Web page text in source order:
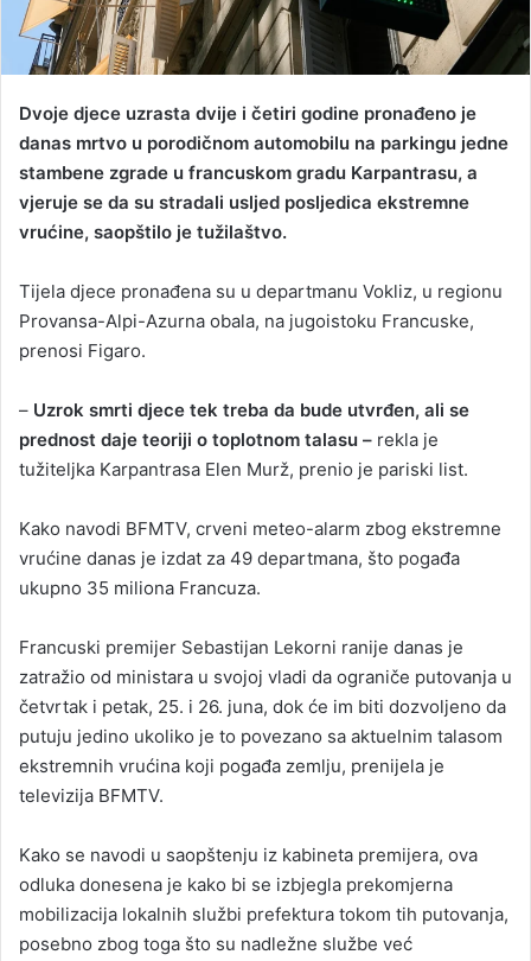
Dvoje djece uzrasta dvije i četiri godine pronađeno je
danas mrtvo u porodičnom automobilu na parkingu jedne
stambene zgrade u francuskom gradu Karpantrasu, a
vjeruje se da su stradali usljed posljedica ekstremne
vrućine, saopštilo je tužilaštvo.
Tijela djece pronađena su u departmanu Vokliz, u regionu
Provansa-Alpi-Azurna obala, na jugoistoku Francuske,
prenosi Figaro.
– Uzrok smrti djece tek treba da bude utvrđen, ali se
prednost daje teoriji o toplotnom talasu – rekla je
tužiteljka Karpantrasa Elen Murž, prenio je pariski list.
Kako navodi BFMTV, crveni meteo-alarm zbog ekstremne
vrućine danas je izdat za 49 departmana, što pogađa
ukupno 35 miliona Francuza.
Francuski premijer Sebastijan Lekorni ranije danas je
zatražio od ministara u svojoj vladi da ograniče putovanja u
četvrtak i petak, 25. i 26. juna, dok će im biti dozvoljeno da
putuju jedino ukoliko je to povezano sa aktuelnim talasom
ekstremnih vrućina koji pogađa zemlju, prenijela je
televizija BFMTV.
Kako se navodi u saopštenju iz kabineta premijera, ova
odluka donesena je kako bi se izbjegla prekomjerna
mobilizacija lokalnih službi prefektura tokom tih putovanja,
posebno zbog toga što su nadležne službe već